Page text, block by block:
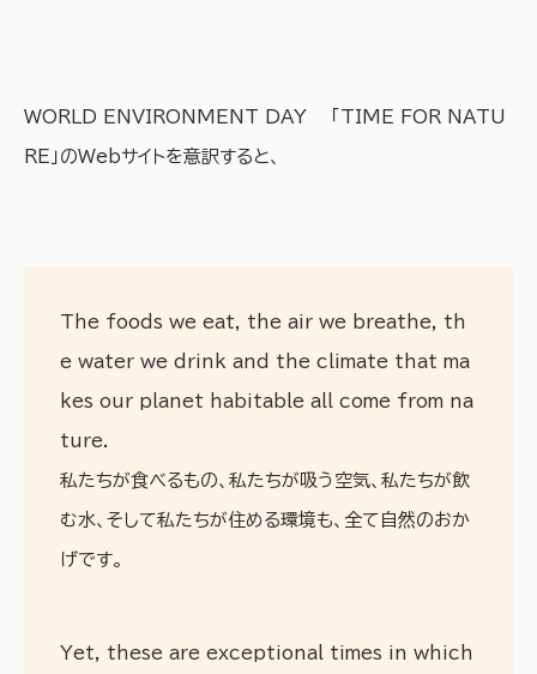
WORLD ENVIRONMENT DAY 「TIME FOR NATU
RE」のWebサイトを意訳すると、
The foods we eat, the air we breathe, th
e water we drink and the climate that ma
kes our planet habitable all come from na
ture.
私たちが食べるもの、私たちが吸う空気、私たちが飲
む水、そして私たちが住める環境も、全て自然のおか
げです。
Yet, these are exceptional times in which